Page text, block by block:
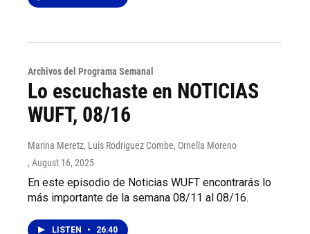
Archivos del Programa Semanal
Lo escuchaste en NOTICIAS
WUFT, 08/16
Marina Meretz, Luis Rodriguez Combe, Ornella Moreno
, August 16, 2025
En este episodio de Noticias WUFT encontrarás lo
más importante de la semana 08/11 al 08/16.
LISTEN • 26:40